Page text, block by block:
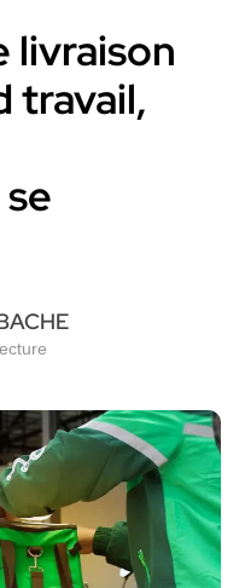
livraison
travail,